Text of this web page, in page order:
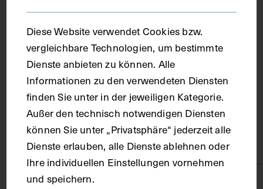
Melbourne
Karton
Technik
Diese Website verwendet Cookies bzw.
vergleichbare Technologien, um bestimmte
Dienste anbieten zu können. Alle
Informationen zu den verwendeten Diensten
finden Sie unter in der jeweiligen Kategorie.
Außer den technisch notwendigen Diensten
können Sie unter „Privatsphäre“ jederzeit alle
Dienste erlauben, alle Dienste ablehnen oder
Ihre individuellen Einstellungen vornehmen
und speichern.